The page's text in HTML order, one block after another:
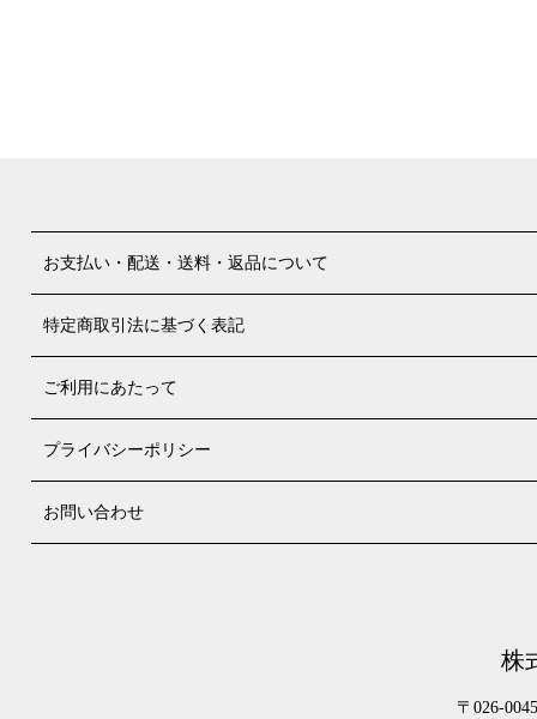
お支払い・配送・送料・返品について
特定商取引法に基づく表記
ご利用にあたって
プライバシーポリシー
お問い合わせ
株
〒026-